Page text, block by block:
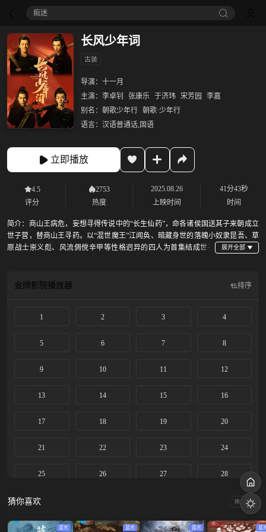
痴迷
长风少年词
古装
导演： 十一月
主演： 李卓钊 张康乐 于济玮 宋芳园
李嘉
别名： 朝歌少年行 朝歌·少年行
语言： 汉语普通话,国语
立即播放
4.5
评分
2753
热度
2025.08.26
上映时间
41分43秒
时间
简介：
商山王病危，妄想寻得传说中的“长生仙药”，命各诸侯国送其子来朝成立
世子营，替商山王寻药。以“混世魔王”江闻奂、暗藏身世的落魄小奴隶昆吾、草
原战士崇义彪、风流倜傥辛甲等性格迥异的四人为首集结成世子
守护百姓，成为一群保家卫国的“少年英雄”的故事。
金牌影院播放器 排序
1 2 3 4
5 6 7 8
9 10 11 12
13 14 15 16
17 18 19 20
21 22 23 24
25 26 27 28
29
猜你喜欢 换一换
蓝光 蓝光 蓝光 蓝